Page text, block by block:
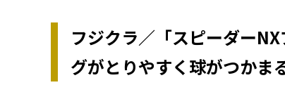
フジクラ／「スピーダー
グがとりやすく球がつかま